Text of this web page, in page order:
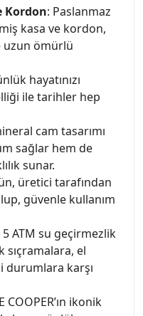
Kordon: Paslanmaz
kasa ve kordon,
uzun ömürlü
hayatınızı
ile tarihler hep
cam tasarımı
sağlar hem de
sunar.
üretici tarafından
güvenle kullanım
5 ATM su geçirmezlik
sıçramalara, el
durumlara karşı
COOPER’ın ikonik